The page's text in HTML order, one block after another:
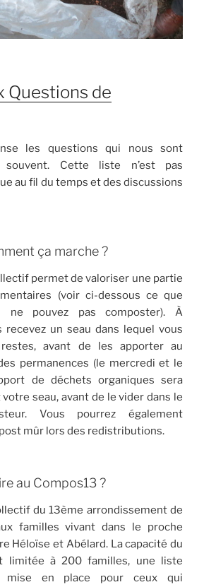
Questions de
les questions qui nous sont
Cette liste n’est pas
au fil du temps et des discussions
ça marche ?
permet de valoriser une partie
(voir ci-dessous ce que
ne pouvez pas composter). À
recevez un seau dans lequel vous
avant de les apporter au
permanences (le mercredi et le
de déchets organiques sera
seau, avant de le vider dans le
Vous pourrez également
mûr lors des redistributions.
au Compos13 ?
du 13ème arrondissement de
familles vivant dans le proche
Héloïse et Abélard. La capacité du
limitée à 200 familles, une liste
mise en place pour ceux qui